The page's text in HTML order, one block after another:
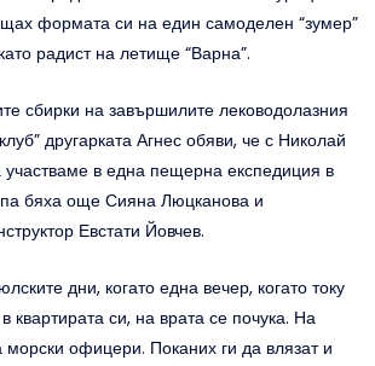
формата си на един самоделен “зумер”
радист на летище “Варна”.
сбирки на завършилите леководолазния
другарката Агнес обяви, че с Николай
в една пещерна експедиция в
бяха още Сияна Люцканова и
Евстати Йовчев.
дни, когато една вечер, когато току
квартирата си, на врата се почука. На
морски офицери. Поканих ги да влязат и